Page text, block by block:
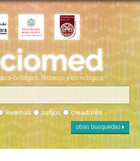
biológico, histórico y etimológico
lexemas sufijos creadores
otras búsquedas